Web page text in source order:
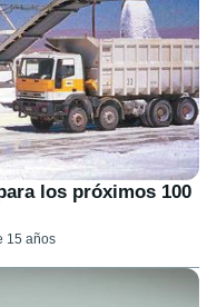
los próximos 100
15 años